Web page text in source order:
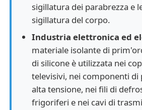
sigillatura dei parabrezza e
sigillatura del corpo.
Industria elettronica ed
materiale isolante di
di silicone è utilizzata nei
televisivi, nei componenti di
alta tensione, nei fili di
frigoriferi e nei cavi di